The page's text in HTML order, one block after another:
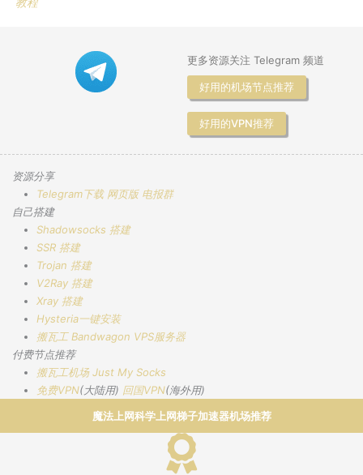
更多资源关注 Telegram 频道
好用的机场节点推荐
好用的VPN推荐
资源分享
Telegram下载 网页版 电报群
自己搭建
Shadowsocks 搭建
SSR 搭建
Trojan 搭建
V2Ray 搭建
Xray 搭建
Hysteria一键安装
搬瓦工 Bandwagon VPS服务器
付费节点推荐
搬瓦工机场 Just My Socks
免费VPN(大陆用) 回国VPN(海外用)
魔法上网科学上网梯子加速器机场推荐